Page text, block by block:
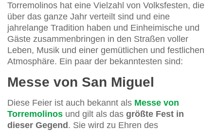
Torremolinos hat eine Vielzahl von Volksfesten, die
über das ganze Jahr verteilt sind und eine
jahrelange Tradition haben und Einheimische und
Gäste zusammenbringen in den Straßen voller
Leben, Musik und einer gemütlichen und festlichen
Atmosphäre. Ein paar der bekanntesten sind:
Messe von San Miguel
Diese Feier ist auch bekannt als Messe von
Torremolinos und gilt als das größte Fest in
dieser Gegend . Sie wird zu Ehren des